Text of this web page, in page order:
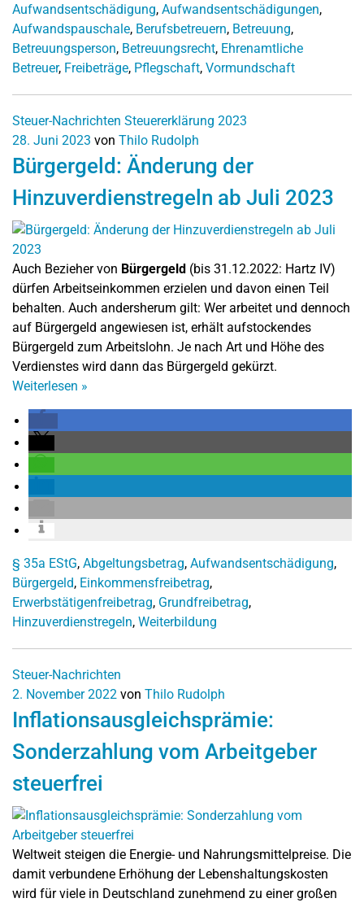
Aufwandsentschädigung, Aufwandsentschädigungen,
Aufwandspauschale, Berufsbetreuern, Betreuung,
Betreuungsperson, Betreuungsrecht, Ehrenamtliche
Betreuer, Freibeträge, Pflegschaft, Vormundschaft
Steuer-Nachrichten Steuererklärung 2023
28. Juni 2023 von Thilo Rudolph
Bürgergeld: Änderung der
Hinzuverdienstregeln ab Juli 2023
Auch Bezieher von Bürgergeld (bis 31.12.2022: Hartz IV)
dürfen Arbeitseinkommen erzielen und davon einen Teil
behalten. Auch andersherum gilt: Wer arbeitet und dennoch
auf Bürgergeld angewiesen ist, erhält aufstockendes
Bürgergeld zum Arbeitslohn. Je nach Art und Höhe des
Verdienstes wird dann das Bürgergeld gekürzt.
Weiterlesen »
§ 35a EStG, Abgeltungsbetrag, Aufwandsentschädigung,
Bürgergeld, Einkommensfreibetrag,
Erwerbstätigenfreibetrag, Grundfreibetrag,
Hinzuverdienstregeln, Weiterbildung
Steuer-Nachrichten
2. November 2022 von Thilo Rudolph
Inflationsausgleichsprämie:
Sonderzahlung vom Arbeitgeber
steuerfrei
Weltweit steigen die Energie- und Nahrungsmittelpreise. Die
damit verbundene Erhöhung der Lebenshaltungskosten
wird für viele in Deutschland zunehmend zu einer großen